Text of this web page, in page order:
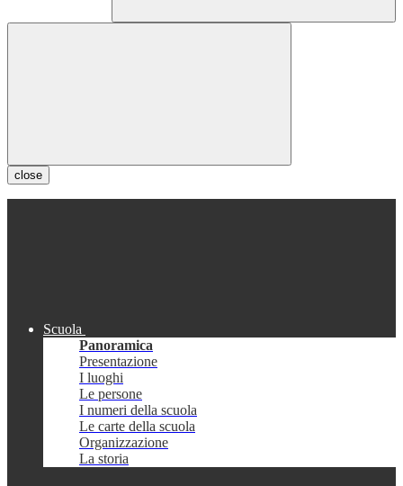
close
Scuola
Panoramica
Presentazione
I luoghi
Le persone
I numeri della scuola
Le carte della scuola
Organizzazione
La storia